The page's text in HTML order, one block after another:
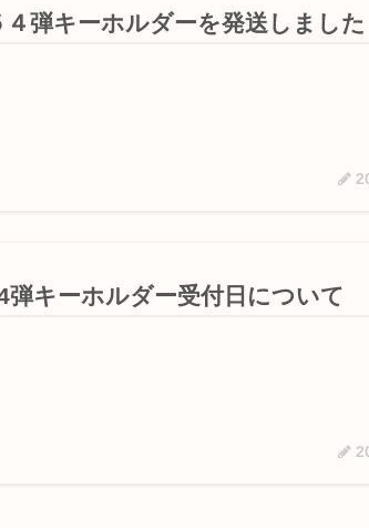
４弾キーホルダーを発送しました
弾キーホルダー受付日について